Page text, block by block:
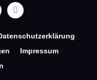
Impressum